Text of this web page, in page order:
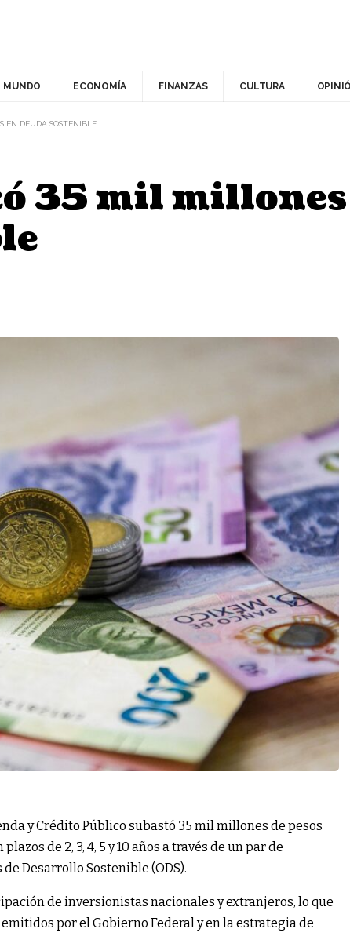
MUNDO ECONOMÍA FINANZAS CULTURA
EN DEUDA SOSTENIBLE
35 mil millones
y Crédito Público subastó 35 mil millones de pesos
de 2, 3, 4, 5 y 10 años a través de un par de
Desarrollo Sostenible (ODS).
de inversionistas nacionales y extranjeros, lo que
por el Gobierno Federal y en la estrategia de